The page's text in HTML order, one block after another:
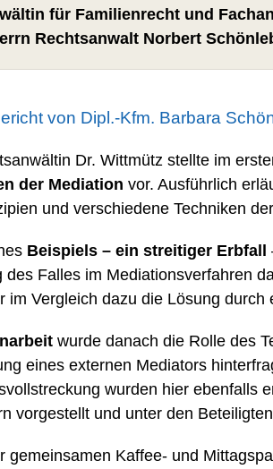
für Familienrecht und
Rechtsanwalt Norbert
von Dipl.-Kfm. Barbara
Dr. Wittmütz stellte im
der Mediation vor. Ausführlich
und verschiedene Techniken
Beispiels – ein streitiger Erbfall
des Falles im Mediationsverfahren
im Vergleich dazu die Lösung
wurde danach die Rolle des
eines externen Mediators
wurden hier ebenfalls
vorgestellt und unter den
gemeinsamen Kaffee- und